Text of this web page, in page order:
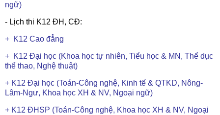
ngữ)
- Lịch thi K12 ĐH, CĐ:
+ K12 Cao đẳng
+ K12 Đại học (Khoa học tự nhiên, Tiểu học & MN, Thể dục
thể thao, Nghệ thuật)
+ K12 Đại học (Toán-Công nghệ, Kinh tế & QTKD, Nông-
Lâm-Ngư, Khoa học XH & NV, Ngoại ngữ)
+ K12 ĐHSP (Toán-Công nghệ, Khoa học XH & NV, Ngoại